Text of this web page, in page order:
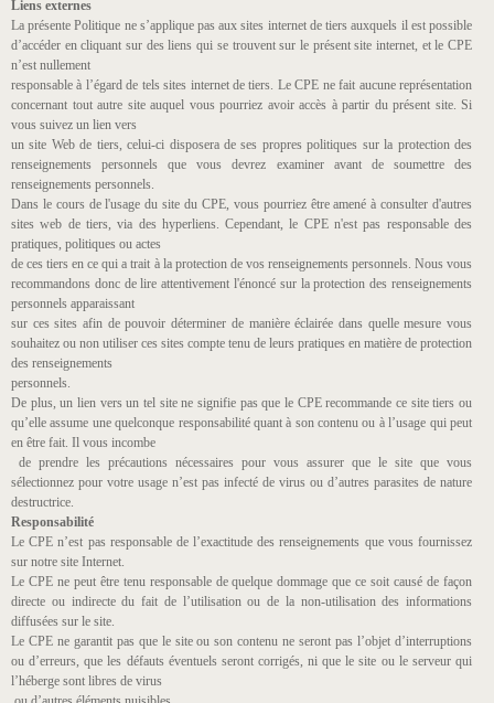
Liens externes
La présente Politique ne s’applique pas aux sites internet de tiers auxquels il est possible
d’accéder en cliquant sur des liens qui se trouvent sur le présent site internet, et le CPE
n’est nullement
responsable à l’égard de tels sites internet de tiers. Le CPE ne fait aucune représentation
concernant tout autre site auquel vous pourriez avoir accès à partir du présent site. Si
vous suivez un lien vers
un site Web de tiers, celui-ci disposera de ses propres politiques sur la protection des
renseignements personnels que vous devrez examiner avant de soumettre des
renseignements personnels.
Dans le cours de l'usage du site du CPE, vous pourriez être amené à consulter d'autres
sites web de tiers, via des hyperliens. Cependant, le CPE n'est pas responsable des
pratiques, politiques ou actes
de ces tiers en ce qui a trait à la protection de vos renseignements personnels. Nous vous
recommandons donc de lire attentivement l'énoncé sur la protection des renseignements
personnels apparaissant
sur ces sites afin de pouvoir déterminer de manière éclairée dans quelle mesure vous
souhaitez ou non utiliser ces sites compte tenu de leurs pratiques en matière de protection
des renseignements
personnels.
De plus, un lien vers un tel site ne signifie pas que le CPE recommande ce site tiers ou
qu’elle assume une quelconque responsabilité quant à son contenu ou à l’usage qui peut
en être fait. Il vous incombe
de prendre les précautions nécessaires pour vous assurer que le site que vous
sélectionnez pour votre usage n’est pas infecté de virus ou d’autres parasites de nature
destructrice.
Responsabilité
Le CPE n’est pas responsable de l’exactitude des renseignements que vous fournissez
sur notre site Internet.
Le CPE ne peut être tenu responsable de quelque dommage que ce soit causé de façon
directe ou indirecte du fait de l’utilisation ou de la non-utilisation des informations
diffusées sur le site.
Le CPE ne garantit pas que le site ou son contenu ne seront pas l’objet d’interruptions
ou d’erreurs, que les défauts éventuels seront corrigés, ni que le site ou le serveur qui
l’héberge sont libres de virus